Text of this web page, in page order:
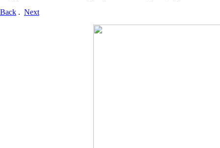
Back . Next